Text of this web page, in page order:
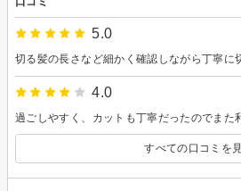
5.0
4.0
過ごしやすく、カットも丁寧だったのでまた
すべての口コミを